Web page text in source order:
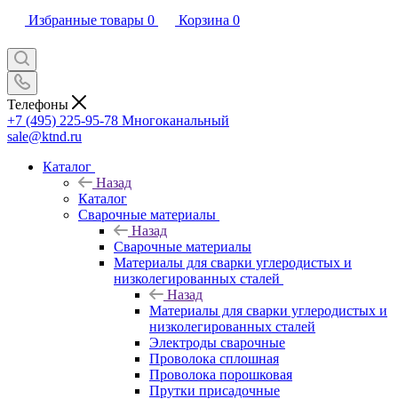
Избранные товары 0 Корзина 0
Телефоны
+7 (495) 225-95-78 Многоканальный
sale@ktnd.ru
Каталог
Назад
Каталог
Сварочные материалы
Назад
Сварочные материалы
Материалы для сварки углеродистых и
низколегированных сталей
Назад
Материалы для сварки углеродистых и
низколегированных сталей
Электроды сварочные
Проволока сплошная
Проволока порошковая
Прутки присадочные